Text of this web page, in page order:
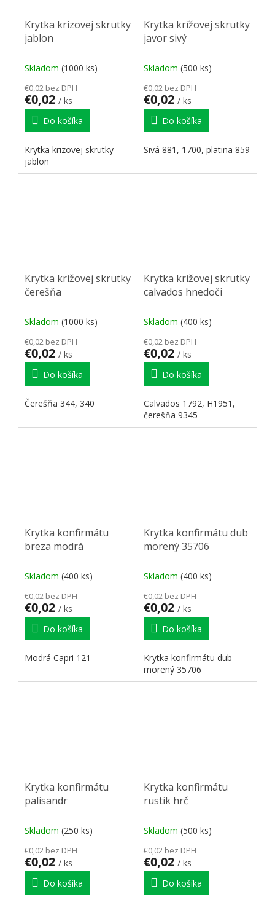
Krytka krizovej skrutky
jablon
Skladom (1000 ks)
€0,02 bez DPH
€0,02 / ks
Do košíka
Krytka krizovej skrutky
jablon
Krytka krížovej skrutky
javor sivý
Skladom (500 ks)
€0,02 bez DPH
€0,02 / ks
Do košíka
Sivá 881, 1700, platina 859
Krytka krížovej skrutky
čerešňa
Skladom (1000 ks)
€0,02 bez DPH
€0,02 / ks
Do košíka
Čerešňa 344, 340
Krytka krížovej skrutky
calvados hnedoči
Skladom (400 ks)
€0,02 bez DPH
€0,02 / ks
Do košíka
Calvados 1792, H1951,
čerešňa 9345
Krytka konfirmátu
breza modrá
Skladom (400 ks)
€0,02 bez DPH
€0,02 / ks
Do košíka
Modrá Capri 121
Krytka konfirmátu dub
morený 35706
Skladom (400 ks)
€0,02 bez DPH
€0,02 / ks
Do košíka
Krytka konfirmátu dub
morený 35706
Krytka konfirmátu
palisandr
Skladom (250 ks)
€0,02 bez DPH
€0,02 / ks
Do košíka
Krytka konfirmátu
rustik hrč
Skladom (500 ks)
€0,02 bez DPH
€0,02 / ks
Do košíka